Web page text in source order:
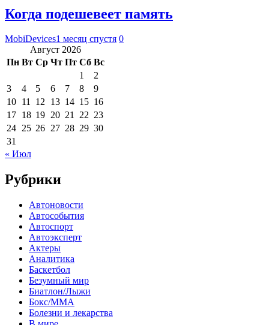
Когда подешевеет память
MobiDevices1 месяц спустя 0
Август 2026
Пн Вт Ср Чт Пт Сб Вс
1
2
3
4 5 6 7 8
9
10 11 12 13 14 15 16
17 18 19 20 21 22 23
24 25 26 27 28 29 30
31
« Июл
Рубрики
Автоновости
Автособытия
Автоспорт
Автоэксперт
Актеры
Аналитика
Баскетбол
Безумный мир
Биатлон/Лыжи
Бокс/MMA
Болезни и лекарства